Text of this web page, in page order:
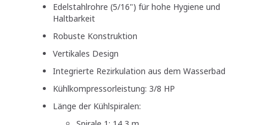
Edelstahlrohre (5/16") für hohe Hygiene und
Haltbarkeit
Robuste Konstruktion
Vertikales Design
Integrierte Rezirkulation aus dem Wasserbad
Kühlkompressorleistung: 3/8 HP
Länge der Kühlspiralen: